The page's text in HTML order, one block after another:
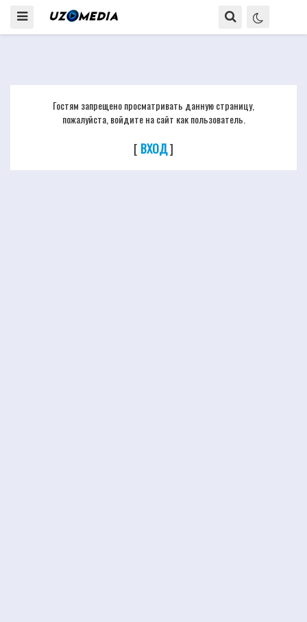
Гостям запрещено просматривать данную страницу,
пожалуйста, войдите на сайт как пользователь.
[ ВХОД]